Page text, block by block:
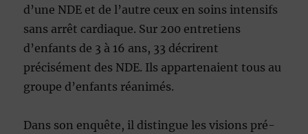
d’une NDE et de l’autre ceux en soins intensifs
sans arrêt cardiaque. Sur 200 entretiens
d’enfants de 3 à 16 ans, 33 décrirent
précisément des NDE. Ils appartenaient tous au
groupe d’enfants réanimés.
Dans son enquête, il distingue les visions pré-